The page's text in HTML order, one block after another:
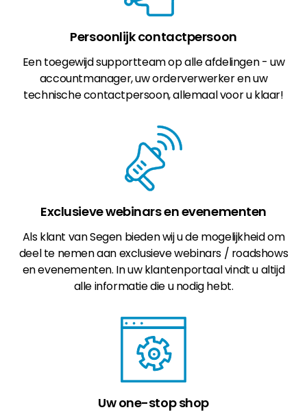
Persoonlijk contactpersoon
Een toegewijd supportteam op alle afdelingen - uw
accountmanager, uw orderverwerker en uw
technische contactpersoon, allemaal voor u klaar!
Exclusieve webinars en evenementen
Als klant van Segen bieden wij u de mogelijkheid om
deel te nemen aan exclusieve webinars / roadshows
en evenementen. In uw klantenportaal vindt u altijd
alle informatie die u nodig hebt.
Uw one-stop shop